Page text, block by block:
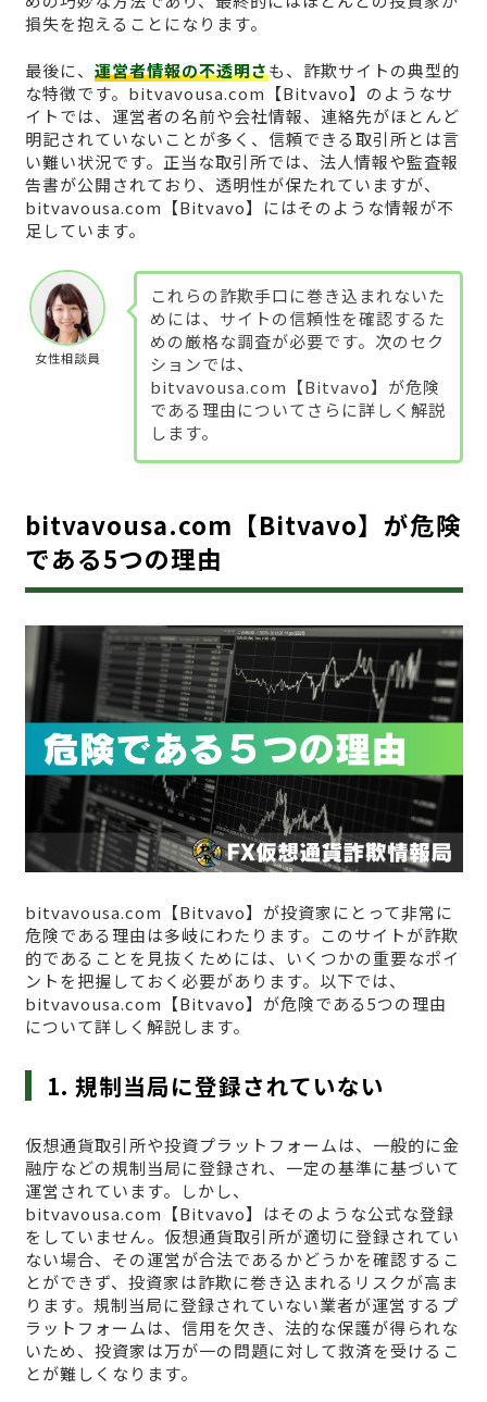
損失を抱えることになります。
最後に、 運営者情報の不透明さも、詐欺サイトの典型的
な特徴です。bitvavousa.com【Bitvavo】のようなサ
イトでは、運営者の名前や会社情報、連絡先がほとんど
明記されていないことが多く、信頼できる取引所とは言
い難い状況です。正当な取引所では、法人情報や監査報
告書が公開されており、透明性が保たれていますが、
bitvavousa.com【Bitvavo】にはそのような情報が不
足しています。
女性相談員
これらの詐欺手口に巻き込まれないた
めには、サイトの信頼性を確認するた
めの厳格な調査が必要です。次のセク
ションでは、
bitvavousa.com【Bitvavo】が危険
である理由についてさらに詳しく解説
します。
bitvavousa.com【Bitvavo】が危険
である5つの理由
bitvavousa.com【Bitvavo】が投資家にとって非常に
危険である理由は多岐にわたります。このサイトが詐欺
的であることを見抜くためには、いくつかの重要なポイ
ントを把握しておく必要があります。以下では、
bitvavousa.com【Bitvavo】が危険である5つの理由
について詳しく解説します。
1. 規制当局に登録されていない
仮想通貨取引所や投資プラットフォームは、一般的に金
融庁などの規制当局に登録され、一定の基準に基づいて
運営されています。しかし、
bitvavousa.com【Bitvavo】はそのような公式な登録
をしていません。仮想通貨取引所が適切に登録されてい
ない場合、その運営が合法であるかどうかを確認するこ
とができず、投資家は詐欺に巻き込まれるリスクが高ま
ります。規制当局に登録されていない業者が運営するプ
ラットフォームは、信用を欠き、法的な保護が得られな
いため、投資家は万が一の問題に対して救済を受けるこ
とが難しくなります。